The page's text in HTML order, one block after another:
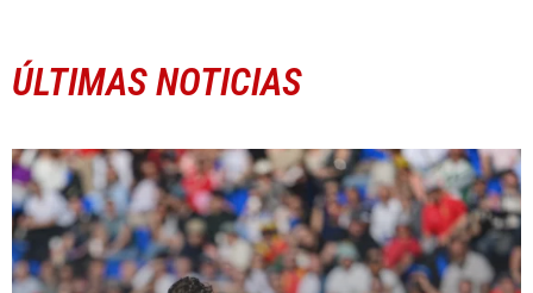
ÚLTIMAS NOTICIAS